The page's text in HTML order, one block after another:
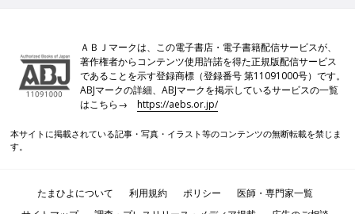
ＡＢＪマークは、この電子書店・電子書籍配信サービスが、
著作権者からコンテンツ使用許諾を得た正規版配信サービス
であることを示す登録商標（登録番号 第11091000号）です。
ABJマークの詳細、ABJマークを掲示しているサービスの一覧
はこちら→https://aebs.or.jp/
本サイトに掲載されている記事・写真・イラスト等のコンテンツの無断転載を禁じま
す。
たまひよについて 利用規約 ポリシー
医師・専門家一覧